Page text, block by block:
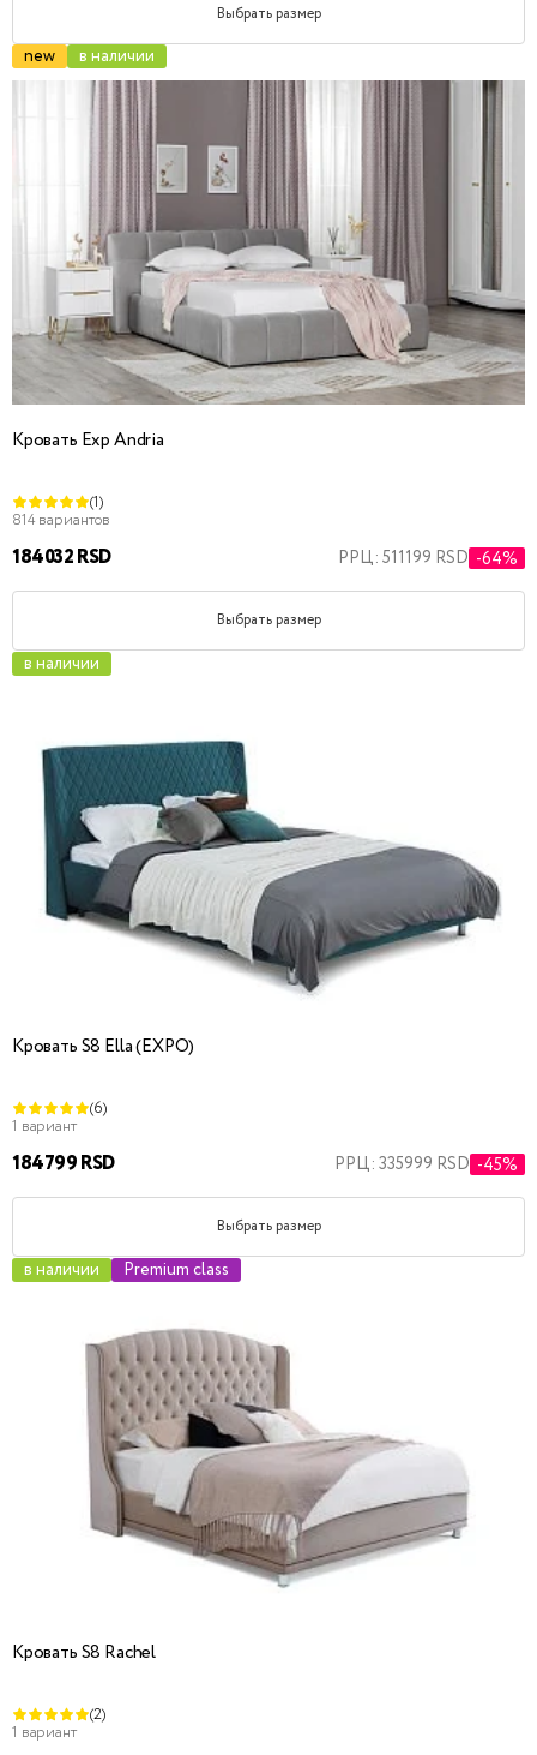
Выбрать размер
new в наличии
Кровать Exp Andria
(1)
814 вариантов
184032 RSD РРЦ: 511199 RSD -64%
Выбрать размер
в наличии
Кровать S8 Ella (EXPO)
(6)
1 вариант
184799 RSD РРЦ: 335999 RSD -45%
Выбрать размер
в наличии Premium class
Кровать S8 Rachel
(2)
1 вариант